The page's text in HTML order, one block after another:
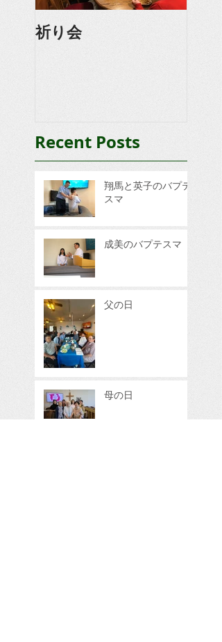
祈り会
Recent Posts
翔馬と英子のバプテ
スマ
成美のバプテスマ
父の日
母の日